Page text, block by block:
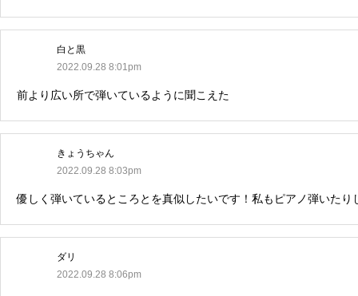
白と黒
2022.09.28 8:01pm
前より広い所で弾いているように聞こえた
きょうちゃん
2022.09.28 8:03pm
優しく弾いているところとを真似したいです！私もピアノ弾いた
ダリ
2022.09.28 8:06pm